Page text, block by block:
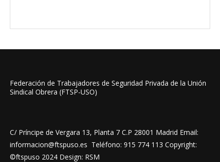
Federación de Trabajadores de Seguridad Privada de la Unión
Sindical Obrera (FTSP-USO)
C/ Príncipe de Vergara 13, Planta 7 C.P 28001 Madrid Email:
informacion@ftspuso.es Teléfono: 915 774 113 Copyright:
©ftspuso 2024 Design: RSM